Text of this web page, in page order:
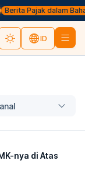
Pajak dalam
ID
nya di Atas